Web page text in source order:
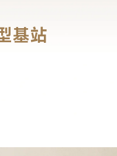
基站